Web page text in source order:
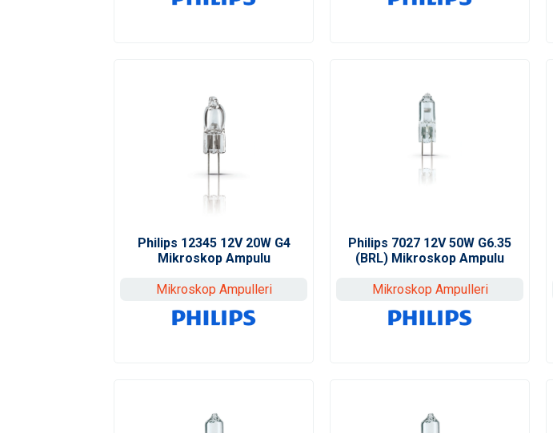
Philips 12345 12V 20W G4
Mikroskop Ampulu
Mikroskop Ampulleri
Philips 7027 12V 50W G6.35
(BRL) Mikroskop Ampulu
Mikroskop Ampulleri